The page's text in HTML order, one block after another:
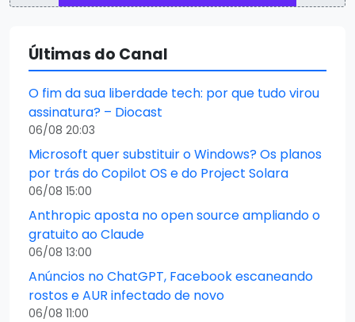
Últimas do Canal
O fim da sua liberdade tech: por que tudo virou
assinatura? – Diocast
06/08 20:03
Microsoft quer substituir o Windows? Os planos
por trás do Copilot OS e do Project Solara
06/08 15:00
Anthropic aposta no open source ampliando o
gratuito ao Claude
06/08 13:00
Anúncios no ChatGPT, Facebook escaneando
rostos e AUR infectado de novo
06/08 11:00